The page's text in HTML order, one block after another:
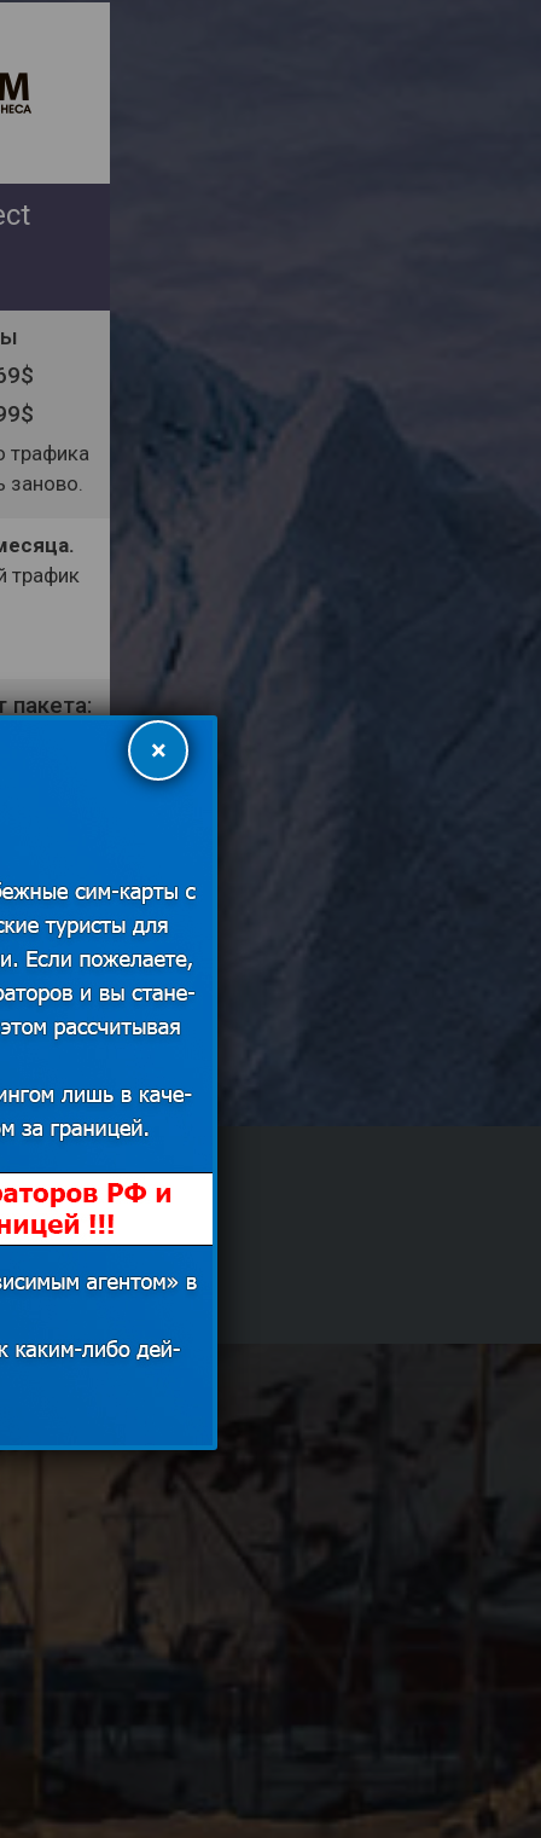
трафика
трафик
пакета:
×